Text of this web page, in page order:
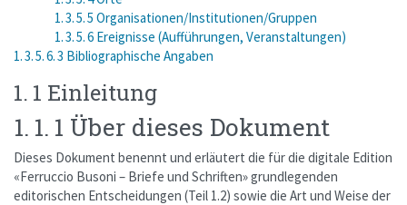
1. 3. 5. 5 Organisationen/Institutionen/Gruppen
1. 3. 5. 6 Ereignisse (Aufführungen, Veranstaltungen)
1. 3. 5. 6. 3 Bibliographische Angaben
1. 1 Einleitung
1. 1. 1 Über dieses Dokument
Dieses Dokument benennt und erläutert die für die digitale Edition
«Ferruccio Busoni – Briefe und Schriften» grundlegenden
editorischen Entscheidungen (Teil 1.2) sowie die Art und Weise der